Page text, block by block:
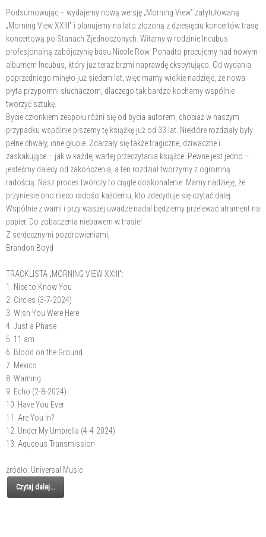
Podsumowując – wydajemy nową wersję „Morning View” zatytułowaną
„Morning View XXIII” i planujemy na lato złożoną z dziesięciu koncertów trasę
koncertową po Stanach Zjednoczonych. Witamy w rodzinie Incubus
profesjonalną zabójczynię basu Nicole Row. Ponadto pracujemy nad nowym
albumem Incubus, który już teraz brzmi naprawdę ekscytująco. Od wydania
poprzedniego minęło już siedem lat, więc mamy wielkie nadzieje, że nowa
płyta przypomni słuchaczom, dlaczego tak bardzo kochamy wspólnie
tworzyć sztukę.
Bycie członkiem zespołu różni się od bycia autorem, chociaż w naszym
przypadku wspólnie piszemy tę książkę już od 33 lat. Niektóre rozdziały były
pełne chwały, inne głupie. Zdarzały się także tragiczne, dziwaczne i
zaskakujące – jak w każdej wartej przeczytania książce. Pewne jest jedno –
jesteśmy dalecy od zakończenia, a ten rozdział tworzymy z ogromną
radością. Nasz proces twórczy to ciągłe doskonalenie. Mamy nadzieję, że
przyniesie ono nieco radości każdemu, kto zdecyduje się czytać dalej.
Wspólnie z wami i przy waszej uwadze nadal będziemy przelewać atrament na
papier. Do zobaczenia niebawem w trasie!
Z serdecznymi pozdrowieniami,
Brandon Boyd
TRACKLISTA „MORNING VIEW XXIII”:
1. Nice to Know You
2. Circles (3-7-2024)
3. Wish You Were Here
4. Just a Phase
5. 11 am
6. Blood on the Ground
7. Mexico
8. Warning
9. Echo (2-8-2024)
10. Have You Ever
11. Are You In?
12. Under My Umbrella (4-4-2024)
13. Aqueous Transmission
źródło: Universal Music
Czytaj dalej...